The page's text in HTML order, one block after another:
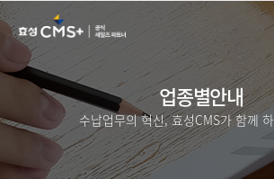
업종별안내
수납업무의 혁신, 효성CMS가 함께